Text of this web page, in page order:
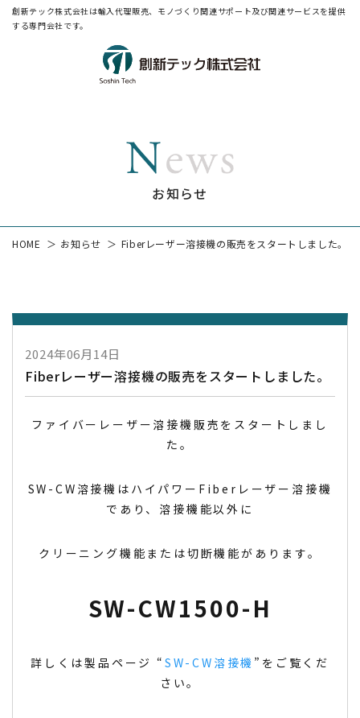
創新テック株式会社は輸入代理販売、モノづくり関連サポート及び関連サービスを提供
する専門会社です。
お知らせ
HOME お知らせ Fiberレーザー溶接機の販売をスタートしました。
2024年06月14日
Fiberレーザー溶接機の販売をスタートしました。
ファイバーレーザー溶接機販売をスタートしまし
た。
SW-CW溶接機はハイパワーFiberレーザー溶接機
であり、溶接機能以外に
クリーニング機能または切断機能があります。
SW-CW1500-H
詳しくは製品ページ “ SW-CW溶接機 ”をご覧くだ
さい。